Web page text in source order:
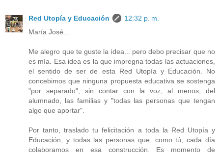
Red Utopía y Educación
12:32 p. m.
María José...
Me alegro que te guste la idea... pero debo precisar que no
es mía. Esa idea es la que impregna todas las actuaciones,
el sentido de ser de esta Red Utopía y Educación. No
concebimos que ninguna propuesta educativa se sostenga
"por separado", sin contar con la voz, al menos, del
alumnado, las familias y "todas las personas que tengan
algo que aportar".
Por tanto, traslado tu felicitación a toda la Red Utopía y
Educación, y todas las personas que, como tú, cada día
colaboramos en esa construcción. Es momento de